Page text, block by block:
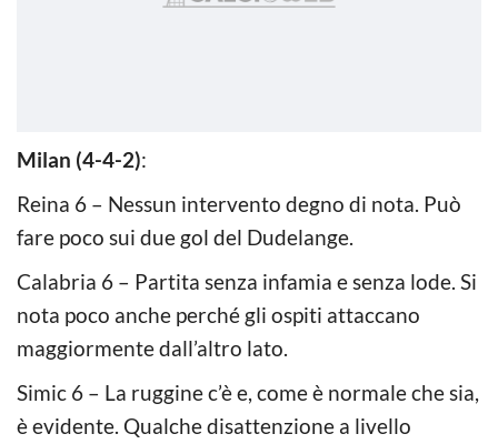
Milan (4-4-2):
Reina 6 – Nessun intervento degno di nota. Può
fare poco sui due gol del Dudelange.
Calabria 6 – Partita senza infamia e senza lode. Si
nota poco anche perché gli ospiti attaccano
maggiormente dall’altro lato.
Simic 6 – La ruggine c’è e, come è normale che sia,
è evidente. Qualche disattenzione a livello